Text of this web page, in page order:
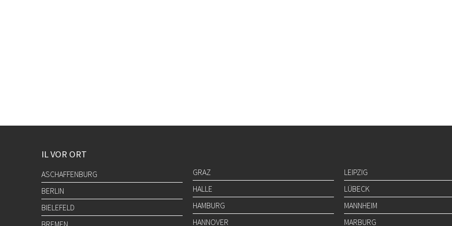
IL VOR ORT
ASCHAFFENBURG
BERLIN
BIELEFELD
BREMEN
GRAZ
HALLE
HAMBURG
HANNOVER
LEIPZIG
LÜBECK
MANNHEIM
MARBURG